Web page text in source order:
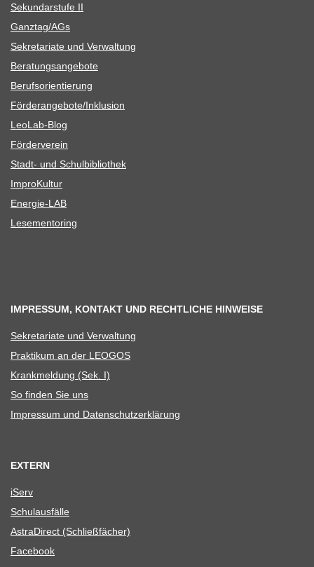
Sekun­dar­stufe II
Ganztag/​​AGs
Sekre­ta­riate und Verwaltung
Bera­tungs­an­ge­bote
Berufs­ori­en­tie­rung
Förderangebote/​​Inklusion
Leo­Lab-Blog
För­der­ver­ein
Stadt- und Schulbibliothek
Impro­Kul­tur
Ener­­gie-LAB
Lese­men­to­ring
IMPRESSUM, KONTAKT UND RECHTLICHE HINWEISE
Sekre­ta­riate und Verwaltung
Prak­ti­kum an der LEOGOS
Krank­mel­dung (Sek. I)
So fin­den Sie uns
Impres­sum und Datenschutzerklärung
EXTERN
iServ
Schul­aus­fälle
Astra­Di­rect (Schließ­fä­cher)
Face­book